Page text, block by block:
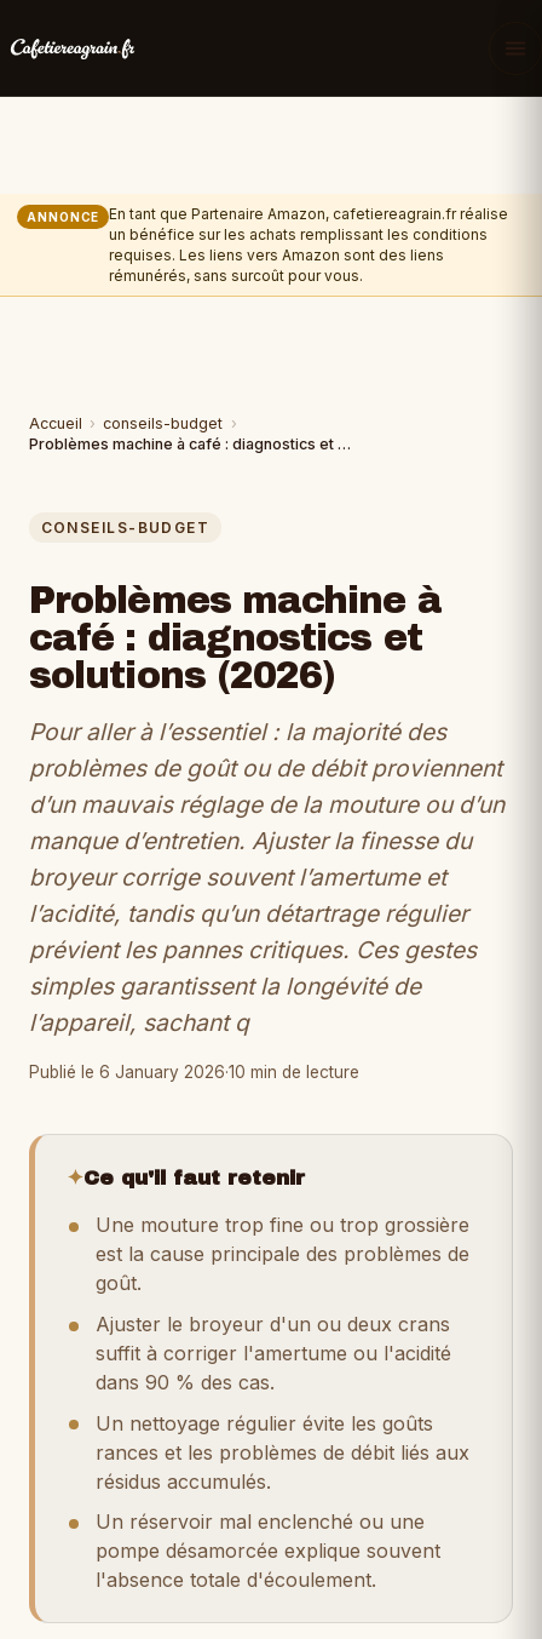
ANNONCE
En tant que Partenaire Amazon, cafetiereagrain.fr réalise
un bénéfice sur les achats remplissant les conditions
requises. Les liens vers Amazon sont des liens
rémunérés, sans surcoût pour vous.
Accueil › conseils-budget ›
Problèmes machine à café : diagnostics et solutions (2026)
CONSEILS-BUDGET
Problèmes machine à
café : diagnostics et
solutions (2026)
Pour aller à l’essentiel : la majorité des
problèmes de goût ou de débit proviennent
d’un mauvais réglage de la mouture ou d’un
manque d’entretien. Ajuster la finesse du
broyeur corrige souvent l’amertume et
l’acidité, tandis qu’un détartrage régulier
prévient les pannes critiques. Ces gestes
simples garantissent la longévité de
l’appareil, sachant q
Publié le 6 January 2026·10 min de lecture
✦Ce qu'il faut retenir
Une mouture trop fine ou trop grossière
est la cause principale des problèmes de
goût.
Ajuster le broyeur d'un ou deux crans
suffit à corriger l'amertume ou l'acidité
dans 90 % des cas.
Un nettoyage régulier évite les goûts
rances et les problèmes de débit liés aux
résidus accumulés.
Un réservoir mal enclenché ou une
pompe désamorcée explique souvent
l'absence totale d'écoulement.